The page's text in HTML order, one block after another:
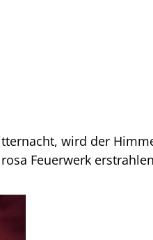
wird der
Feuerwerk